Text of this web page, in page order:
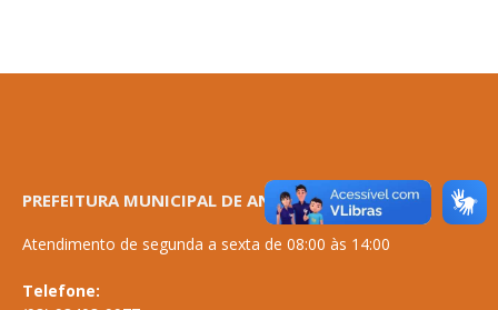
PREFEITURA MUNICIPAL DE ANAPURUS
Atendimento de segunda a sexta de 08:00 às 14:00
Telefone: